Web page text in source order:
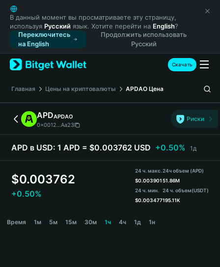
English
日本語
Tiếng Việt
Русский
Español (Latinoamérica)
Türkçe
Français
Deutsch
简体中文
繁體中文
Português (Portugal)
Bahasa Indonesia
ภาษาไทย
Español
Español (Argentina)
В данный момент вы просматриваете эту страницу,
используя Русский язык. Хотите перейти на English?
Переключитесь
на English
Продолжить использовать
Русский
Скачать
Главная Цены на криптовалюты APDAO Цена
APDAPDAO
0x0012...Aa23
Риски
APD в USD: 1 APD = $0.003762 USD +0.50% 1д
$0.003762
+0.50%
24 ч. макс.
$0.003901
24 ч. мин.
$0.003477
24ч объем (APD)
51.86M
24 ч. объем(USDT)
195.11K
Время 1м 5м 15м 30м 1ч 4ч 1д 1н